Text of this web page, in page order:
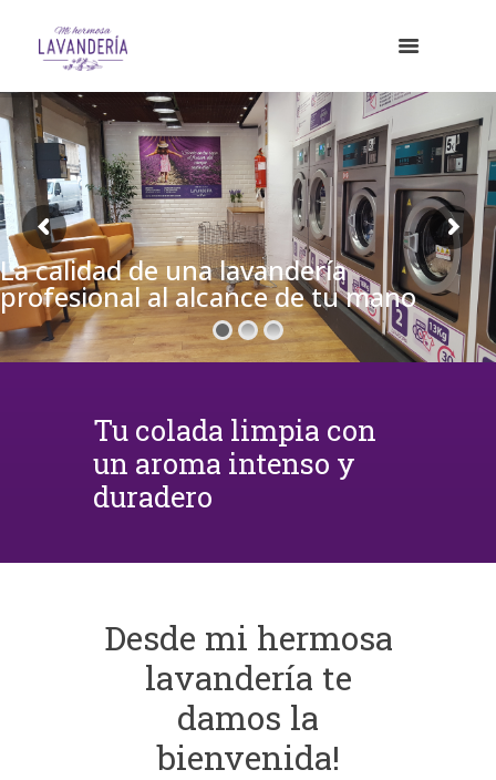
La calidad de una lavandería
profesional al alcance de tu mano
Tu colada limpia con
un aroma intenso y
duradero
Desde mi hermosa
lavandería te
damos la
bienvenida!